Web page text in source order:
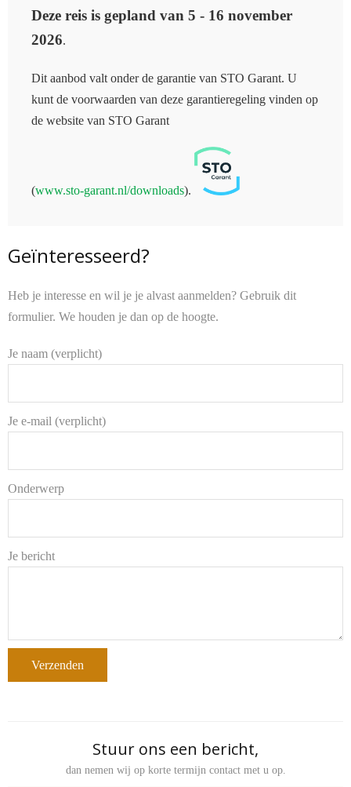
Deze reis is gepland van 5 - 16 november
2026.
Dit aanbod valt onder de garantie van STO Garant. U
kunt de voorwaarden van deze garantieregeling vinden op
de website van STO Garant
(www.sto-garant.nl/downloads).
Geïnteresseerd?
Heb je interesse en wil je je alvast aanmelden? Gebruik dit
formulier. We houden je dan op de hoogte.
Je naam (verplicht)
Je e-mail (verplicht)
Onderwerp
Je bericht
Stuur ons een bericht,
dan nemen wij op korte termijn contact met u op.